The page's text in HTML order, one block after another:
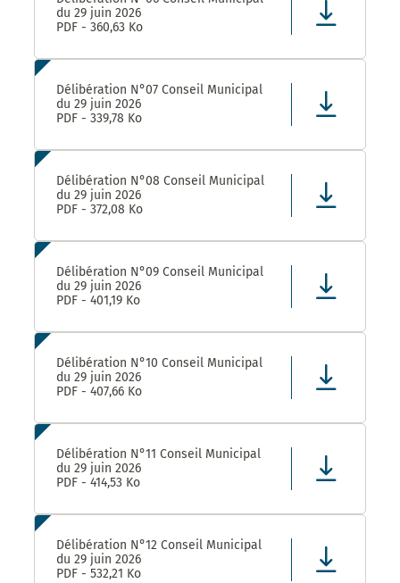
du 29 juin 2026
PDF - 360,63 Ko
Délibération N°07 Conseil Municipal
du 29 juin 2026
PDF - 339,78 Ko
Délibération N°08 Conseil Municipal
du 29 juin 2026
PDF - 372,08 Ko
Délibération N°09 Conseil Municipal
du 29 juin 2026
PDF - 401,19 Ko
Délibération N°10 Conseil Municipal
du 29 juin 2026
PDF - 407,66 Ko
Délibération N°11 Conseil Municipal
du 29 juin 2026
PDF - 414,53 Ko
Délibération N°12 Conseil Municipal
du 29 juin 2026
PDF - 532,21 Ko